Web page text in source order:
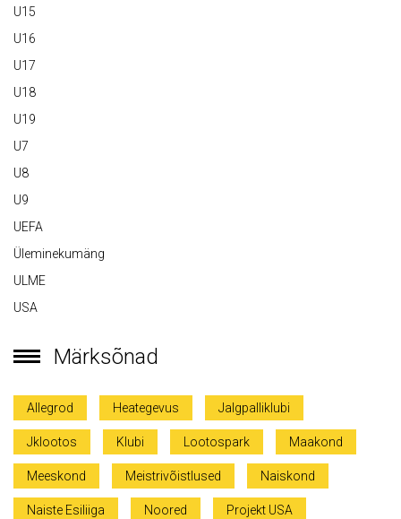
U15
U16
U17
U18
U19
U7
U8
U9
UEFA
Üleminekumäng
ULME
USA
Märksõnad
Allegrod Heategevus Jalgpalliklubi
Jklootos Klubi Lootospark Maakond
Meeskond Meistrivõistlused Naiskond
Naiste Esiliiga Noored Projekt USA